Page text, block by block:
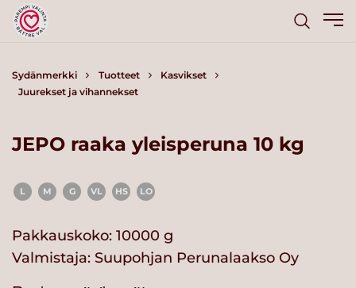
Sydänmerkki Tuotteet
Kasvikset
Juurekset ja vihannekset
JEPO raaka yleisperuna 10 kg
L M G VL HS LO
Pakkauskoko: 10000 g
Valmistaja: Suupohjan Perunalaakso Oy